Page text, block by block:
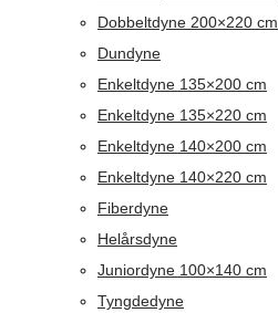
Dobbeltdyne 200×220 cm
Dundyne
Enkeltdyne 135×200 cm
Enkeltdyne 135×220 cm
Enkeltdyne 140×200 cm
Enkeltdyne 140×220 cm
Fiberdyne
Helårsdyne
Juniordyne 100×140 cm
Tyngdedyne